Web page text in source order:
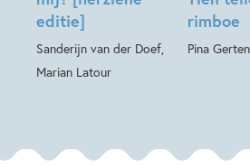
editie]
Sanderijn van der Doef,
Marian Latour
rimboe
Pina